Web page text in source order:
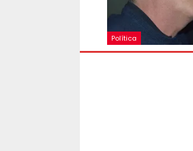
Política